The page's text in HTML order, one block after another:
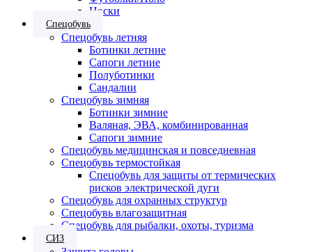
Носки
Спецобувь
Спецобувь летняя
Ботинки летние
Сапоги летние
Полуботинки
Сандалии
Спецобувь зимняя
Ботинки зимние
Валяная, ЭВА, комбинированная
Сапоги зимние
Спецобувь медицинская и повседневная
Спецобувь термостойкая
Спецобувь для защиты от термических
рисков электрической дуги
Спецобувь для охранных структур
Спецобувь влагозащитная
Спецобувь для рыбалки, охоты, туризма
СИЗ